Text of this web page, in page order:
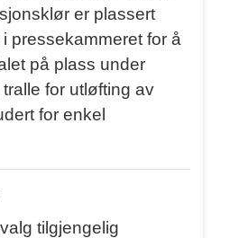
er plassert
pressekammeret for å
på plass under
for utløfting av
for enkel
tilgjengelig